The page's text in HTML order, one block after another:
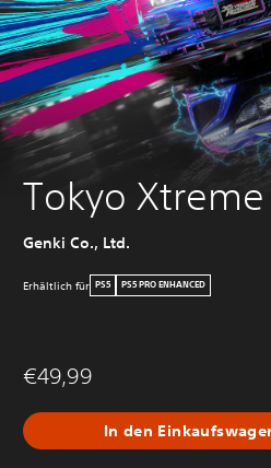
Tokyo Xtreme
Genki Co., Ltd.
Erhältlich für PS5 PS5 PRO ENHANCED
€49,99
In den